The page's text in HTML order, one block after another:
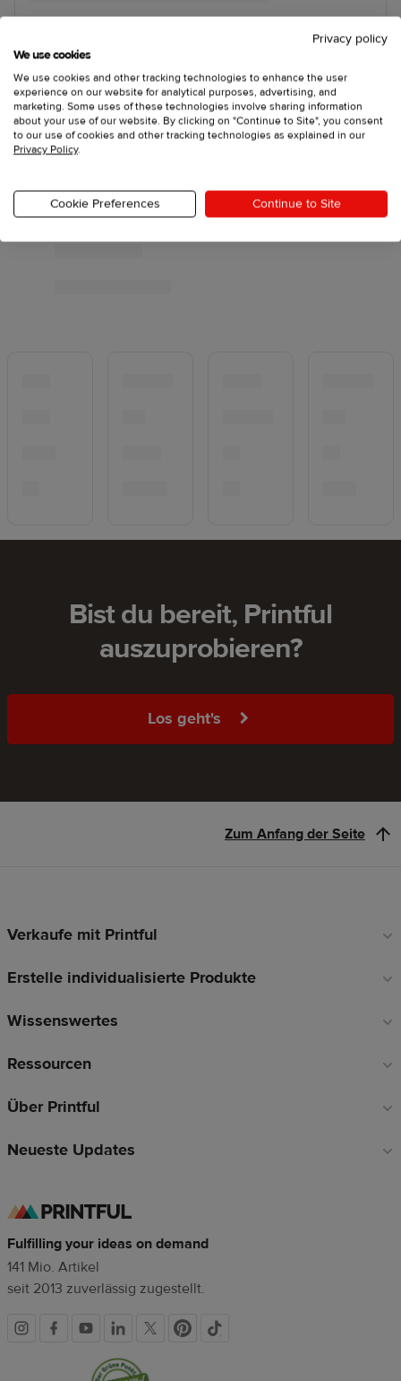
Bist du bereit, Printful
auszuprobieren?
Los geht's
Zum Anfang der Seite
Fußzeilen-
Verkaufe mit Printful
Erstelle individualisierte Produkte
Wissenswertes
Ressourcen
Über Printful
Neueste Updates
Fulfilling your ideas on demand
141 Mio. Artikel
seit 2013 zuverlässig zugestellt.
Soziale
Vertrauenssiegel
Privacy policy
We use cookies
We use cookies and other tracking technologies to enhance the user
experience on our website for analytical purposes, advertising, and
marketing. Some uses of these technologies involve sharing information
about your use of our website. By clicking on "Continue to Site", you consent
to our use of cookies and other tracking technologies as explained in our
Privacy Policy.
Cookie Preferences Continue to Site